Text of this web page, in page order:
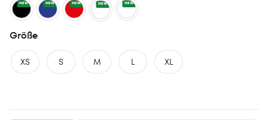
NEW NEW NEW NEW NEW
Größe
XS S M L XL